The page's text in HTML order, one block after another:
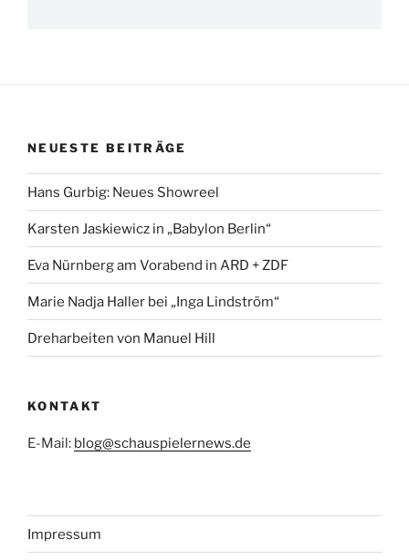
NEUESTE BEITRÄGE
Hans Gurbig: Neues Showreel
Karsten Jaskiewicz in „Babylon Berlin“
Eva Nürnberg am Vorabend in ARD + ZDF
Marie Nadja Haller bei „Inga Lindström“
Dreharbeiten von Manuel Hill
KONTAKT
E-Mail: blog@schauspielernews.de
Impressum